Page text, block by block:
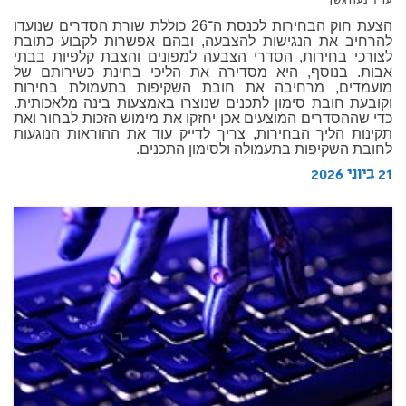
הצעת חוק הבחירות לכנסת ה־26 כוללת שורת הסדרים שנועדו
להרחיב את הנגישות להצבעה, ובהם אפשרות לקבוע כתובת
לצורכי בחירות, הסדרי הצבעה למפונים והצבת קלפיות בבתי
אבות. בנוסף, היא מסדירה את הליכי בחינת כשירותם של
מועמדים, מרחיבה את חובת השקיפות בתעמולת בחירות
וקובעת חובת סימון לתכנים שנוצרו באמצעות בינה מלאכותית.
כדי שההסדרים המוצעים אכן יחזקו את מימוש הזכות לבחור ואת
תקינות הליך הבחירות, צריך לדייק עוד את ההוראות הנוגעות
לחובת השקיפות בתעמולה ולסימון התכנים.
21 ביוני 2026